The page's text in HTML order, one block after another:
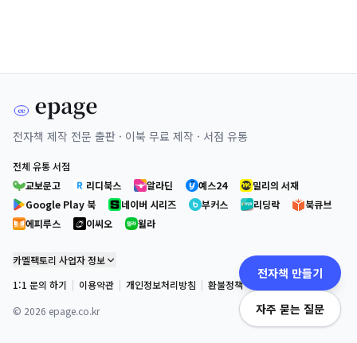
전자책 제작 전문 출판 · 이북 무료 제작 · 서점 유통
전체 유통 서점
교보문고
리디북스 알라딘 예스24
밀리의 서재
Google Play 북
네이버 시리즈 부커스 리딩락
북큐브
에피루스
이씨오 윌라
카멜팩토리 사업자 정보
1:1 문의 하기 | 이용약관 | 개인정보처리방침 | 환불정책
© 2026 epage.co.kr
전자책 만들기
자주 묻는 질문